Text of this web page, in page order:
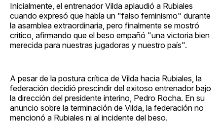
Inicialmente, el entrenador Vilda aplaudió a Rubiales
cuando expresó que había un "falso feminismo" durante
la asamblea extraordinaria, pero finalmente se mostró
crítico, afirmando que el beso empañó "una victoria bien
merecida para nuestras jugadoras y nuestro país".
A pesar de la postura crítica de Vilda hacia Rubiales, la
federación decidió prescindir del exitoso entrenador bajo
la dirección del presidente interino, Pedro Rocha. En su
anuncio sobre la terminación de Vilda, la federación no
mencionó a Rubiales ni al incidente del beso.